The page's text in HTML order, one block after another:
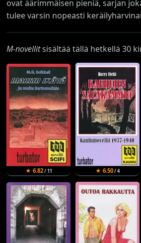
ovat äärimmäisen pieniä, sarjan
tulee varsin nopeasti
M-novellitsisältää tällä hetkellä 30
★ 6.82/ 11 ★ 6.50/ 4